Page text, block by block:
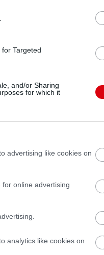
Targeted
and/or Sharing
for which it
advertising like cookies on
online advertising
analytics like cookies on